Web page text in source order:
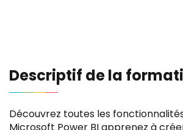
Descriptif de la
Découvrez toutes les